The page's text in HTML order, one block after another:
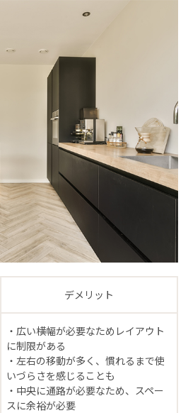
デメリット
・広い横幅が必要なためレイアウト
に制限がある
・左右の移動が多く、慣れるまで使
いづらさを感じることも
・中央に通路が必要なため、スペー
スに余裕が必要